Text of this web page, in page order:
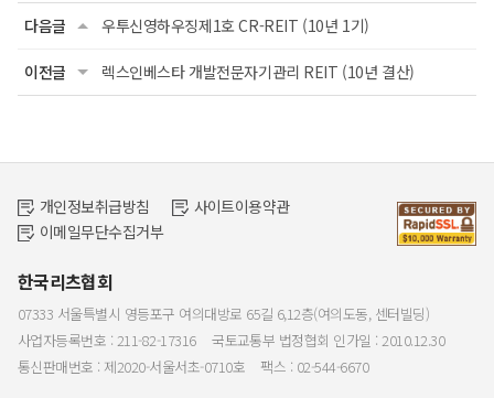
다음글 우투신영하우징제1호 CR-REIT (10년 1기)
이전글 렉스인베스타 개발전문자기관리 REIT (10년 결산)
개인정보취급방침
사이트이용약관
이메일무단수집거부
한국리츠협회
07333 서울특별시 영등포구 여의대방로 65길 6,12층(여의도동, 센터빌딩)
사업자등록번호 : 211-82-17316
국토교통부 법정협회 인가일 : 2010.12.30
통신판매번호 : 제2020-서울서초-0710호
팩스 : 02-544-6670